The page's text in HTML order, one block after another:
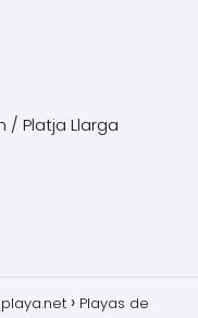
/ Platja Llarga
Playas de